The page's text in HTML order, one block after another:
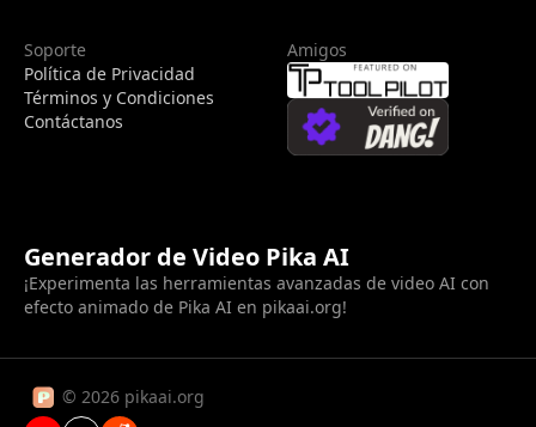
Soporte
Política de Privacidad
Términos y Condiciones
Contáctanos
Amigos
Generador de Video Pika AI
¡Experimenta las herramientas avanzadas de video AI con
efecto animado de Pika AI en pikaai.org!
© 2026 pikaai.org